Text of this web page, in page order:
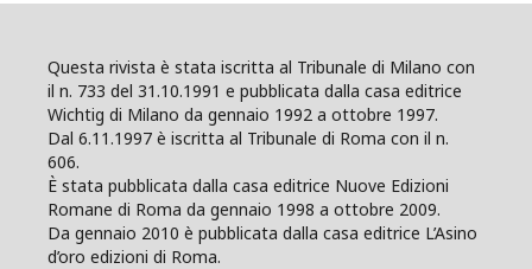
Questa rivista è stata iscritta al Tribunale di Milano con
il n. 733 del 31.10.1991 e pubblicata dalla casa editrice
Wichtig di Milano da gennaio 1992 a ottobre 1997.
Dal 6.11.1997 è iscritta al Tribunale di Roma con il n.
606.
È stata pubblicata dalla casa editrice Nuove Edizioni
Romane di Roma da gennaio 1998 a ottobre 2009.
Da gennaio 2010 è pubblicata dalla casa editrice L’Asino
d’oro edizioni di Roma.